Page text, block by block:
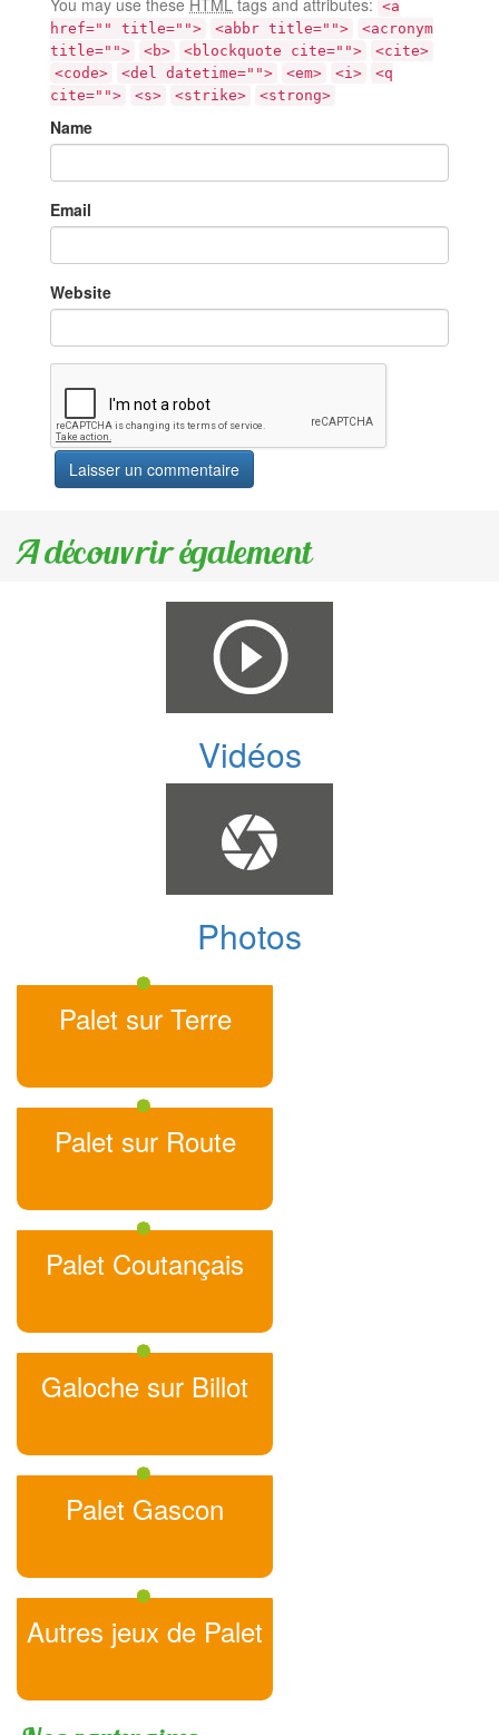
<a
href="" title="">
<abbr title="">
<acronym
title="">
<b> <blockquote cite="">
<cite>
<code>
<del datetime=""> <em> <i>
<q
cite="">
<s> <strike> <strong>
Name
Email
Website
A découvrir également
Vidéos
Photos
Palet sur Terre
Palet sur Route
Palet Coutançais
Galoche sur Billot
Palet Gascon
Autres jeux de Palet